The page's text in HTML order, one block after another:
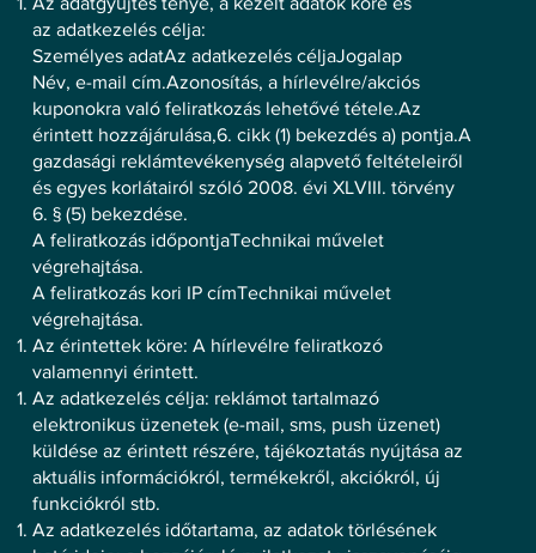
az adatkezelés célja:
Személyes adatAz adatkezelés céljaJogalap
Név, e-mail cím.Azonosítás, a hírlevélre/akciós
kuponokra való feliratkozás lehetővé tétele.Az
érintett hozzájárulása,6. cikk (1) bekezdés a) pontja.A
gazdasági reklámtevékenység alapvető feltételeiről
és egyes korlátairól szóló 2008. évi XLVIII. törvény
6. § (5) bekezdése.
A feliratkozás időpontjaTechnikai művelet
végrehajtása.
A feliratkozás kori IP címTechnikai művelet
végrehajtása.
Az érintettek köre: A hírlevélre feliratkozó
valamennyi érintett.
Az adatkezelés célja: reklámot tartalmazó
elektronikus üzenetek (e-mail, sms, push üzenet)
küldése az érintett részére, tájékoztatás nyújtása az
aktuális információkról, termékekről, akciókról, új
funkciókról stb.
Az adatkezelés időtartama, az adatok törlésének